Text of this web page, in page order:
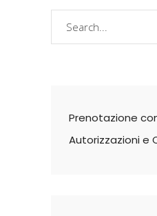
Prenotazione
Autorizzazioni e